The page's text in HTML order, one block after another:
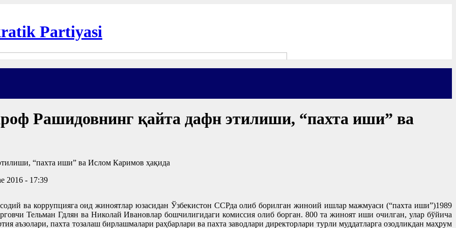
Рашидовнинг қайта дафн этилиши, “пахта иши” ва
2016 - 17:39
ва коррупцияга оид жиноятлар юзасидан Ўзбекистон ССРда олиб борилган жиноий ишлар мажмуаси (“пахта иши”)1989
Тельман Гдлян ва Николай Ивановлар бошчилигидаги комиссия олиб борган. 800 та жиноят иши очилган, улар бўйича
аъзолари, пахта тозалаш бирлашмалари раҳбарлари ва пахта заводлари директорлари турли муддатларга озодликдан маҳрум